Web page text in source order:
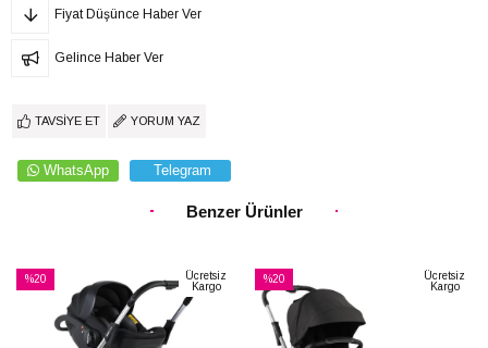
Fiyat Düşünce Haber Ver
Gelince Haber Ver
TAVSIYE ET YORUM YAZ
WhatsApp Telegram
Benzer Ürünler
%20
%20İndirim
Ücretsiz
Kargo
%20
İndirim
%20İndirim
Ücretsiz
Kargo